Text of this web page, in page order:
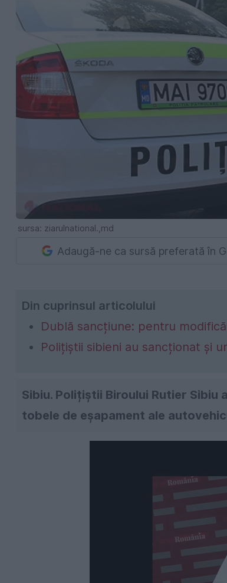
sursa: ziarulnational.,md
Adaugă-ne ca sursă preferată în
Din cuprinsul articolului
Dublă sancțiune: pentru
Polițiștii sibieni au sancționat și
Sibiu. Polițiștii Biroului Rutier
tobele de eșapament ale